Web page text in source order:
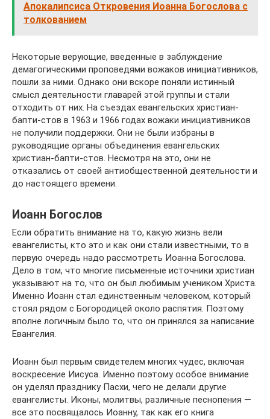
Апокалипсиса Откровения Иоанна Богослова с
толкованием
Некоторые верующие, введенные в заблуждение
демагогическими проповедями вожаков инициативников,
пошли за ними. Однако они вскоре поняли истинный
смысл деятельности главарей этой группы и стали
отходить от них. На съездах евангельских христиан-
бапти-стов в 1963 и 1966 годах вожаки инициативников
не получили поддержки. Они не были избраны в
руководящие органы объединения евангельских
христиан-бапти-стов. Несмотря на это, они не
отказались от своей антиобщественной деятельности и
до настоящего времени.
Иоанн Богослов
Если обратить внимание на то, какую жизнь вели
евангелисты, кто это и как они стали известными, то в
первую очередь надо рассмотреть Иоанна Богослова.
Дело в том, что многие письменные источники христиан
указывают на то, что он был любимым учеником Христа.
Именно Иоанн стал единственным человеком, который
стоял рядом с Богородицей около распятия. Поэтому
вполне логичным было то, что он принялся за написание
Евангелия.
Иоанн был первым свидетелем многих чудес, включая
воскресение Иисуса. Именно поэтому особое внимание
он уделял празднику Пасхи, чего не делали другие
евангелисты. Иконы, молитвы, различные песнопения —
все это посвящалось Иоанну, так как его книга